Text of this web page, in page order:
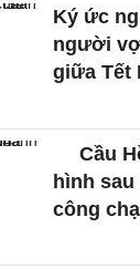
Ký ức
người
giữa Tết
Cầu
hình sau
công